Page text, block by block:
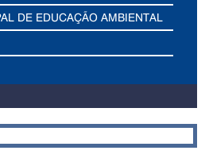
DE EDUCAÇÃO AMBIENTAL